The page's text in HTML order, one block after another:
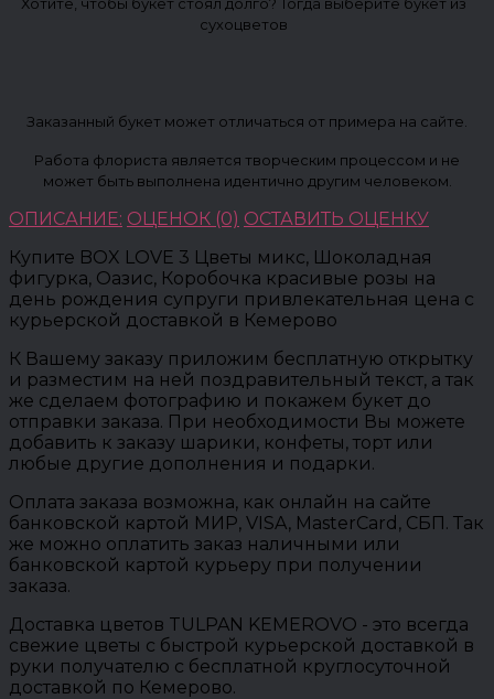
сухоцветов
Заказанный букет может отличаться от примера на сайте.
Работа флориста является творческим процессом и не
может быть выполнена идентично другим человеком.
ОПИСАНИЕ: ОЦЕНОК (0) ОСТАВИТЬ ОЦЕНКУ
Купите BOX LOVE 3 Цветы микс, Шоколадная
фигурка, Оазис, Коробочка красивые розы на
день рождения супруги привлекательная цена с
курьерской доставкой в Кемерово
К Вашему заказу приложим бесплатную открытку
и разместим на ней поздравительный текст, а так
же сделаем фотографию и покажем букет до
отправки заказа. При необходимости Вы можете
добавить к заказу шарики, конфеты, торт или
любые другие дополнения и подарки.
Оплата заказа возможна, как онлайн на сайте
банковской картой МИР, VISA, MasterCard, СБП. Так
же можно оплатить заказ наличными или
банковской картой курьеру при получении
заказа.
Доставка цветов TULPAN KEMEROVO - это всегда
свежие цветы с быстрой курьерской доставкой в
руки получателю с бесплатной круглосуточной
доставкой по Кемерово.